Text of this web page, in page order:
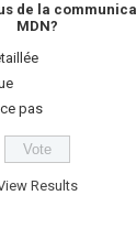
de la
MDN?
pas
Results